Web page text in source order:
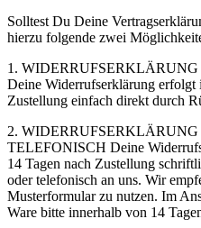
Solltest Du Deine
hierzu folgende zwei
1.
Deine Widerrufserklärung erfolgt
Zustellung einfach direkt durch
2.
TELEFONISCH Deine
14 Tagen nach Zustellung
oder telefonisch an uns. Wir
Musterformular zu nutzen. Im
Ware bitte innerhalb von 14